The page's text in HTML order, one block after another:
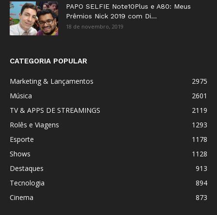
PAPO SELFIE Note10Plus e A80: Meus
Prêmios Nick 2019 com Di...
18 de novembro, 2019
CATEGORIA POPULAR
Marketing & Lançamentos
2975
Música
2601
TV & APPS DE STREAMINGS
2119
Rolês e Viagens
1293
Esporte
1178
Shows
1128
Destaques
913
Tecnologia
894
Cinema
873